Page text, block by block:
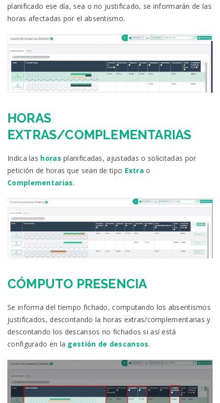
planificado ese día, sea o no justificado, se informarán de las
horas afectadas por el absentismo.
HORAS
EXTRAS/COMPLEMENTARIAS
Indica las horas planificadas, ajustadas o solicitadas por
petición de horas que sean de tipo Extra o
Complementarias.
CÓMPUTO PRESENCIA
Se informa del tiempo fichado, computando los absentismos
justificados, descontando la horas extras/complementarias y
descontando los descansos no fichados si así está
configurado en la gestión de descansos.